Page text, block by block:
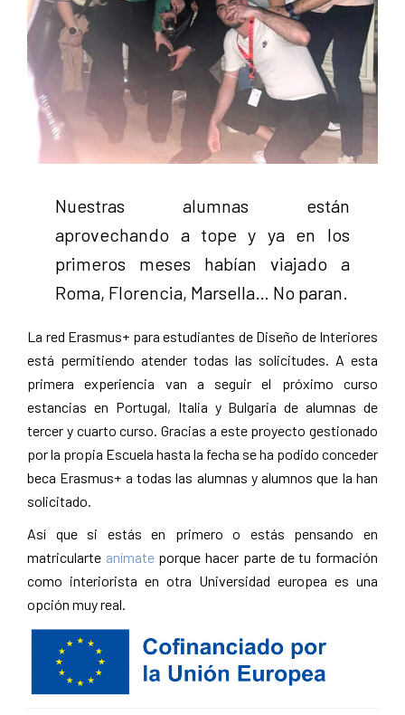
Nuestras alumnas están
aprovechando a tope y ya en los
primeros meses habían viajado a
Roma, Florencia, Marsella… No paran.
La red Erasmus+ para estudiantes de Diseño de Interiores
está permitiendo atender todas las solicitudes. A esta
primera experiencia van a seguir el próximo curso
estancias en Portugal, Italia y Bulgaria de alumnas de
tercer y cuarto curso. Gracias a este proyecto gestionado
por la propia Escuela hasta la fecha se ha podido conceder
beca Erasmus+ a todas las alumnas y alumnos que la han
solicitado.
Así que si estás en primero o estás pensando en
matricularte anímate porque hacer parte de tu formación
como interiorista en otra Universidad europea es una
opción muy real.